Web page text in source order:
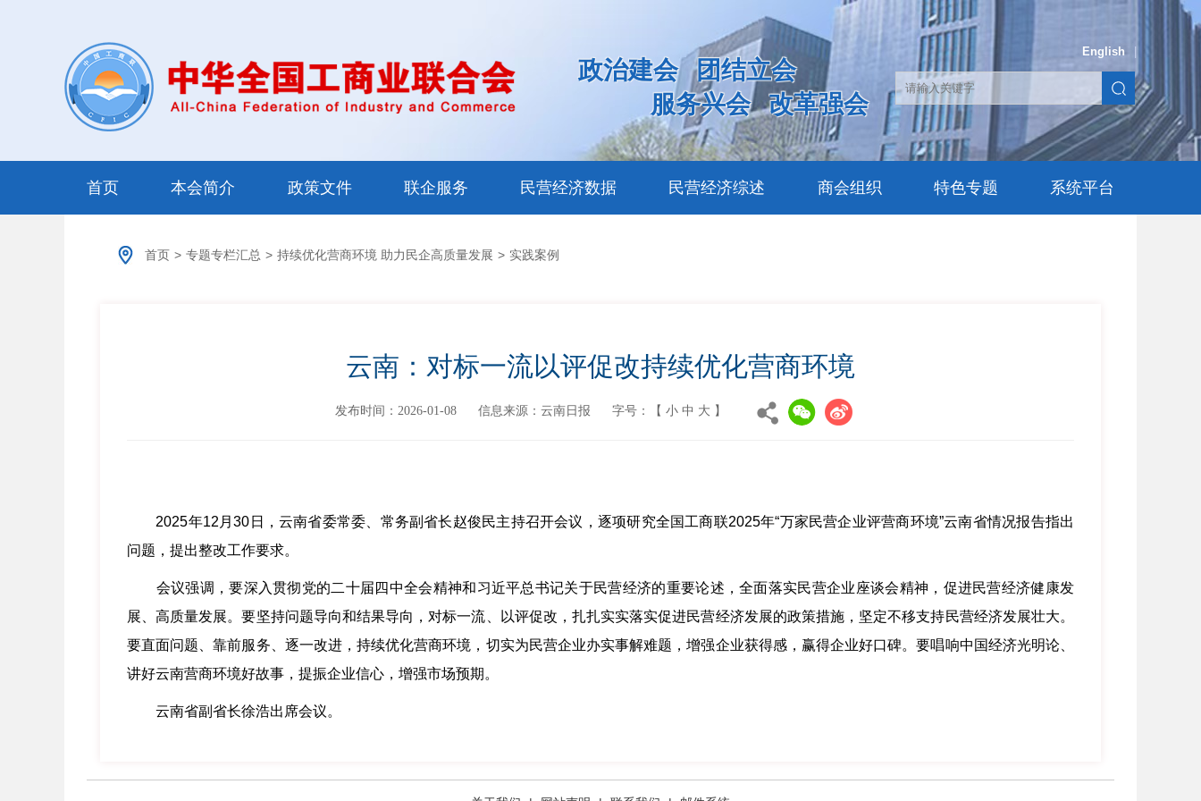
政治建会 团结立会
服务兴会 改革强会
English
首页 本会简介 政策文件 联企服务 民营经济数据 民营经济综述 商会组织 特色专题 系统平台
首页 > 专题专栏汇总 > 持续优化营商环境 助力民企高质量发展 > 实践案例
云南：对标一流以评促改持续优化营商环境
发布时间：2026-01-08 信息来源：云南日报 字号：【 小 中 大 】
2025年12月30日，云南省委常委、常务副省长赵俊民主持召开会议，逐项研究全国工商联2025年“万家民营企业评营商环境”云南省情况报告指出
问题，提出整改工作要求。
会议强调，要深入贯彻党的二十届四中全会精神和习近平总书记关于民营经济的重要论述，全面落实民营企业座谈会精神，促进民营经济健康发
展、高质量发展。要坚持问题导向和结果导向，对标一流、以评促改，扎扎实实落实促进民营经济发展的政策措施，坚定不移支持民营经济发展壮大。
要直面问题、靠前服务、逐一改进，持续优化营商环境，切实为民营企业办实事解难题，增强企业获得感，赢得企业好口碑。要唱响中国经济光明论、
讲好云南营商环境好故事，提振企业信心，增强市场预期。
云南省副省长徐浩出席会议。